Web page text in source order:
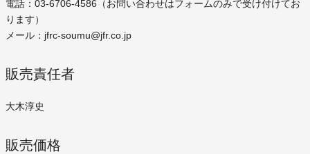
電話：03-6706-4586（お問い合わせはフォームのみで受け付けてお
ります）
メール：jfrc-soumu@jfr.co.jp
販売責任者
大木淳史
販売価格